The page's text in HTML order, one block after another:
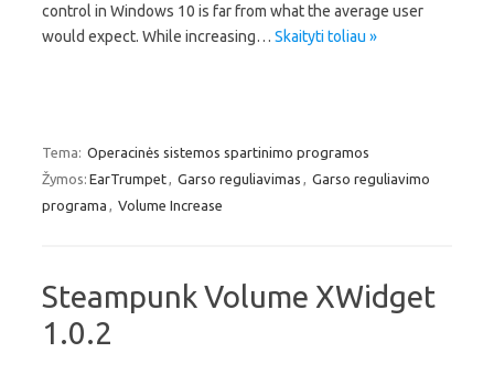
control in Windows 10 is far from what the average user
would expect. While increasing… Skaityti toliau »
Tema: Operacinės sistemos spartinimo programos
Žymos: EarTrumpet Garso reguliavimas
Garso reguliavimo
programa
Volume Increase
Steampunk Volume XWidget
1.0.2